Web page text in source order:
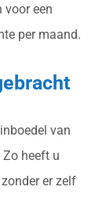
voor een
per maand.
van
heeft u
er zelf